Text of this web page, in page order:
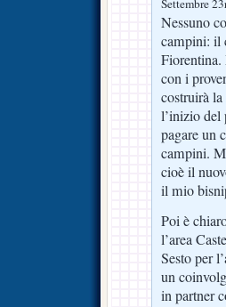
Settembre
Nessuno
campini: il
Fiorentina.
con i
costruirà
l’inizio del
pagare un
campini.
cioè il
il mio
Poi è
l’area
Sesto per
un
in partner